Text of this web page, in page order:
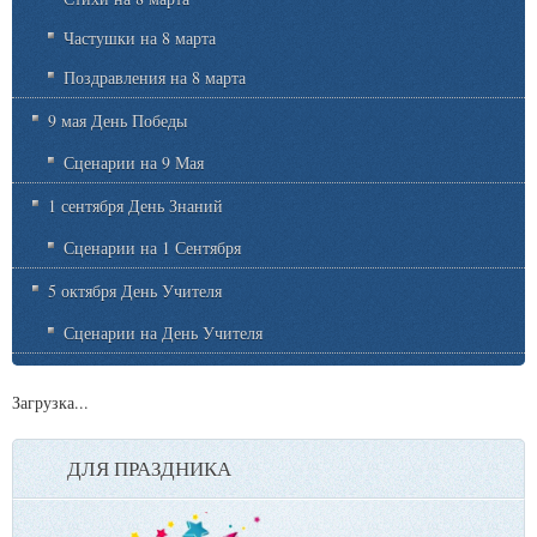
Частушки на 8 марта
Поздравления на 8 марта
9 мая День Победы
Сценарии на 9 Мая
1 сентября День Знаний
Сценарии на 1 Сентября
5 октября День Учителя
Сценарии на День Учителя
Загрузка...
ДЛЯ ПРАЗДНИКА